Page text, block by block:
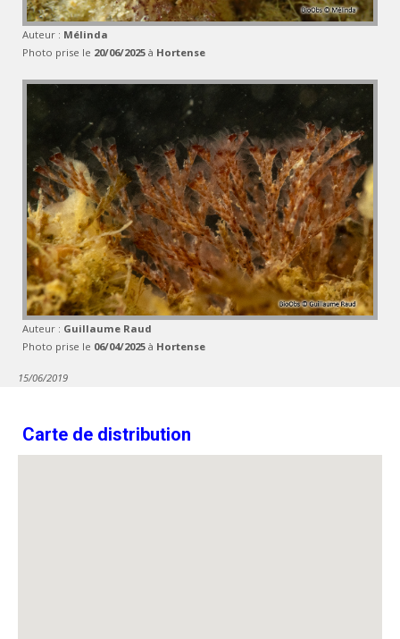
Auteur : Mélinda
Photo prise le 20/06/2025 à Hortense
Auteur : Guillaume Raud
Photo prise le 06/04/2025 à Hortense
15/06/2019
Carte de distribution